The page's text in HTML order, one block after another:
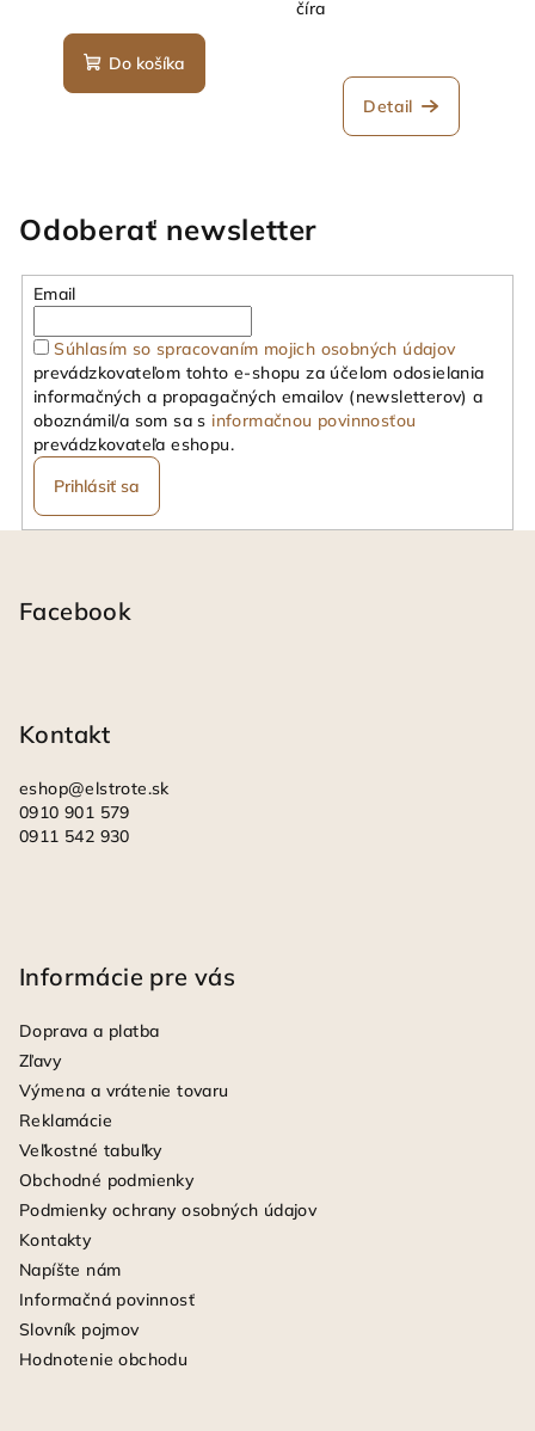
Do košíka
číra
Detail
Odoberať newsletter
Email
Súhlasím so spracovaním mojich osobných údajov
prevádzkovateľom tohto e-shopu za účelom odosielania
informačných a propagačných emailov (newsletterov) a
oboznámil/a som sa s informačnou povinnosťou
prevádzkovateľa eshopu.
Prihlásiť sa
Facebook
Kontakt
eshop@elstrote.sk
0910 901 579
0911 542 930
Informácie pre vás
Doprava a platba
Zľavy
Výmena a vrátenie tovaru
Reklamácie
Veľkostné tabuľky
Obchodné podmienky
Podmienky ochrany osobných údajov
Kontakty
Napíšte nám
Informačná povinnosť
Slovník pojmov
Hodnotenie obchodu